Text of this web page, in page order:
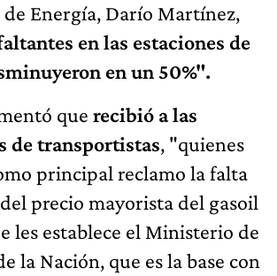
de Energía, Darío Martínez,
en las estaciones de
en un 50%".
que recibió a las
de transportistas, "quienes
principal reclamo la falta
precio mayorista del gasoil
les establece el Ministerio de
la Nación, que es la base con